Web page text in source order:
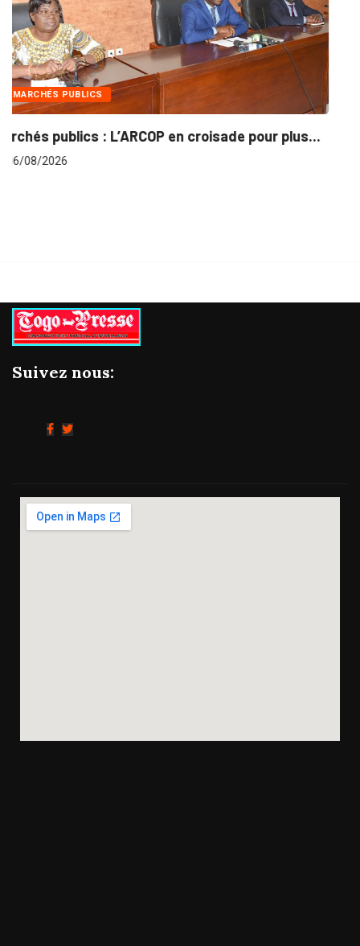
INTÉGRATION RÉGIONALE
Gestion concertée et durable du Bassin du...
Suivez nous: